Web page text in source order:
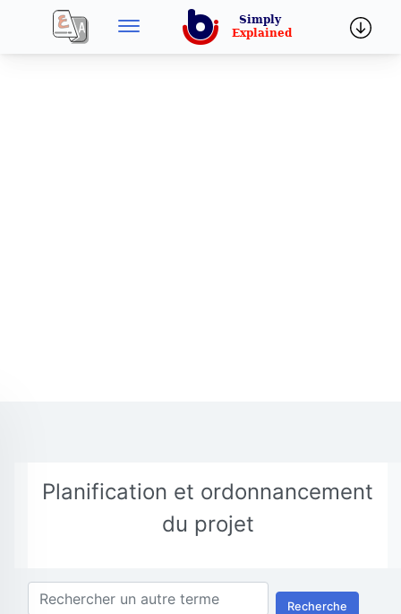
Planification et ordonnancement
du projet
Recherche